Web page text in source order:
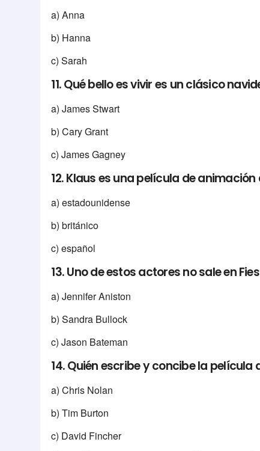
a) Anna
b) Hanna
c) Sarah
11. Qué bello es vivir es un clásico
a) James Stwart
b) Cary Grant
c) James Gagney
12. Klaus es una película de animación
a) estadounidense
b) británico
c) español
13. Uno de estos actores no sale en
a) Jennifer Aniston
b) Sandra Bullock
c) Jason Bateman
14. Quién escribe y concibe la
a) Chris Nolan
b) Tim Burton
c) David Fincher